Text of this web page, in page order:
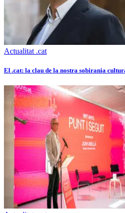
Actualitat .cat
El .cat: la clau de la nostra sobirania